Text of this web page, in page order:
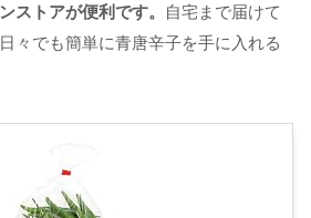
ストアが便利です。
自宅まで届けて
々でも簡単に青唐辛子を手に入れる